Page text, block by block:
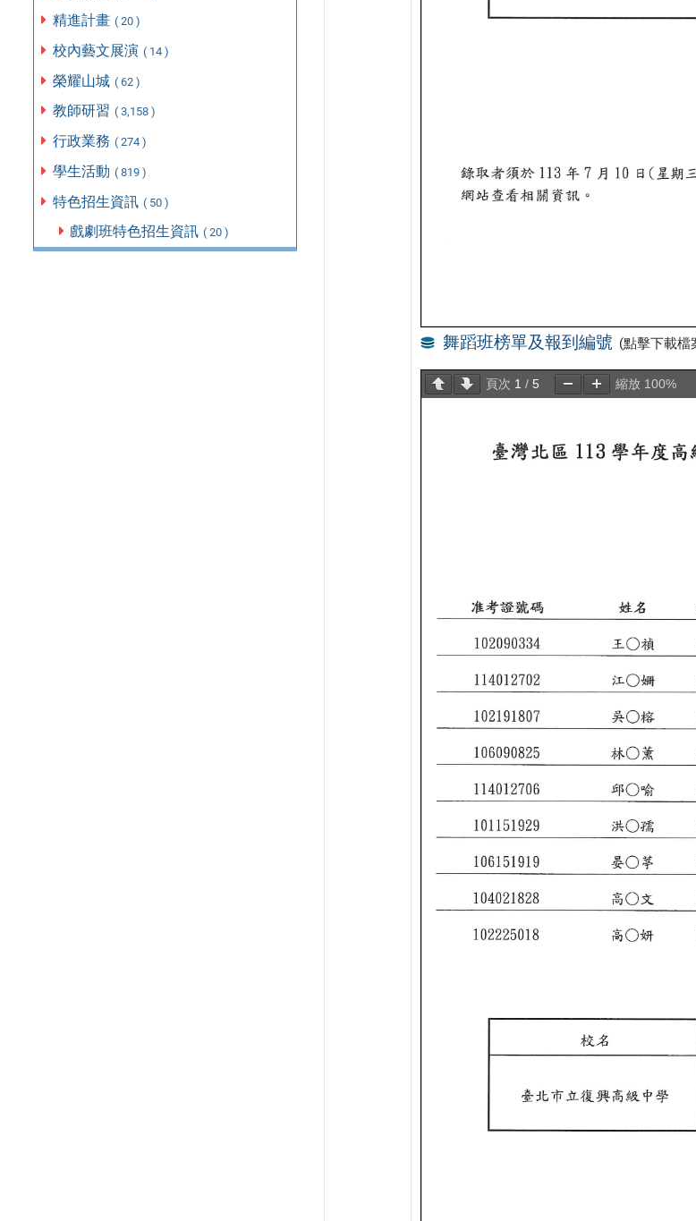
精進計畫 ( 20 )
校內藝文展演 ( 14 )
榮耀山城 ( 62 )
教師研習 ( 3,158 )
行政業務 ( 274 )
學生活動 ( 819 )
特色招生資訊 ( 50 )
戲劇班特色招生資訊 ( 20 )
舞蹈班榜單及報到編號 (點擊下載檔
頁次 1 / 5 縮放 100%